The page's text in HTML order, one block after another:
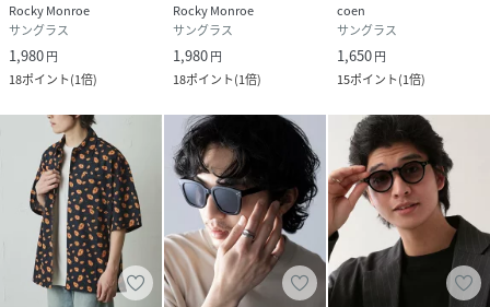
Rocky Monroe
サングラス
1,980円
18ポイント(1倍)
Rocky Monroe
サングラス
1,980円
18ポイント(1倍)
coen
サングラス
1,650円
15ポイント(1倍)